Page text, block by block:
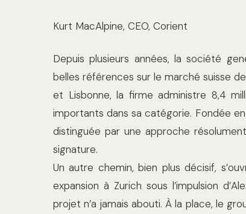
Kurt MacAlpine, CEO, Corient
Depuis plusieurs années, la société
belles références sur le marché suisse
et Lisbonne, la firme administre 8,4
importants dans sa catégorie. Fondée
distinguée par une approche
signature.
Un autre chemin, bien plus décisif,
expansion à Zurich sous l’impulsion
projet n’a jamais abouti. À la place, le